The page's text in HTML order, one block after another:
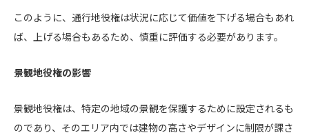
このように、通行地役権は状況に応じて価値を下げる場合もあれ
ば、上げる場合もあるため、慎重に評価する必要があります。
景観地役権の影響
景観地役権は、特定の地域の景観を保護するために設定されるも
のであり、そのエリア内では建物の高さやデザインに制限が課さ